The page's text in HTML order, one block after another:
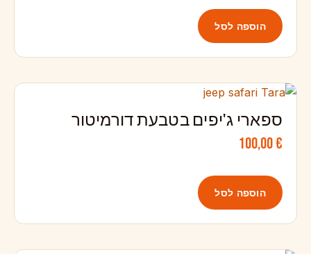
הוספה לסל
ספארי ג'יפים בטבעת דורמיטור
100,00€
הוספה לסל